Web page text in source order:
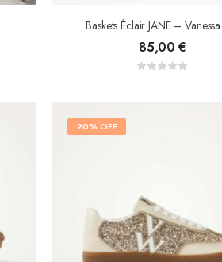
Baskets Éclair JANE –
85,00 €
20% OFF